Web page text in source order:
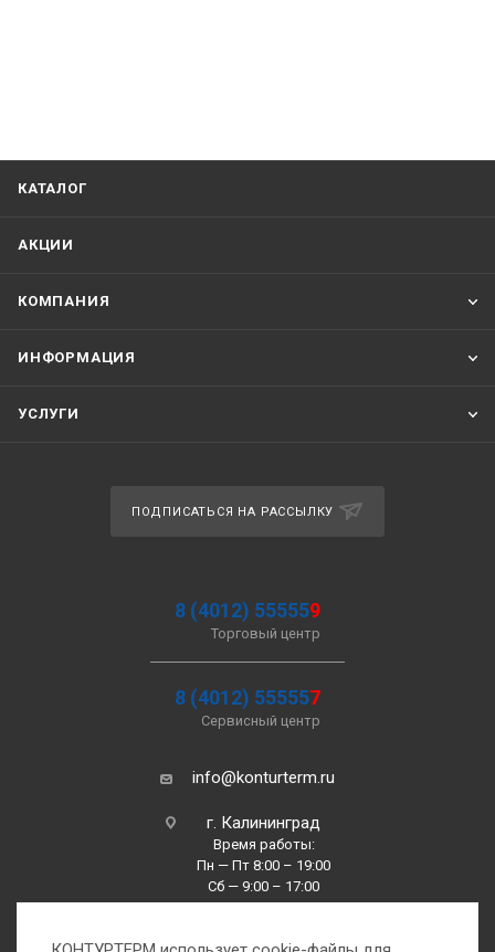
КАТАЛОГ
АКЦИИ
КОМПАНИЯ
ИНФОРМАЦИЯ
УСЛУГИ
ПОДПИСАТЬСЯ НА РАССЫЛКУ
8 (4012) 555559
Торговый центр
8 (4012) 555557
Сервисный центр
info@konturterm.ru
г. Калининград
Время работы:
Пн — Пт 8:00 – 19:00
Сб — 9:00 – 17:00
Вс —10:00 – 16:00